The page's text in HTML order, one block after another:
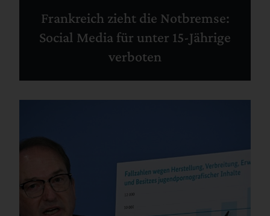
Frankreich zieht die Notbremse:
Social Media für unter 15-Jährige
verboten